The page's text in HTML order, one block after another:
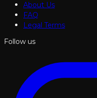
About Us
FAQ
Legal Terms
Follow us